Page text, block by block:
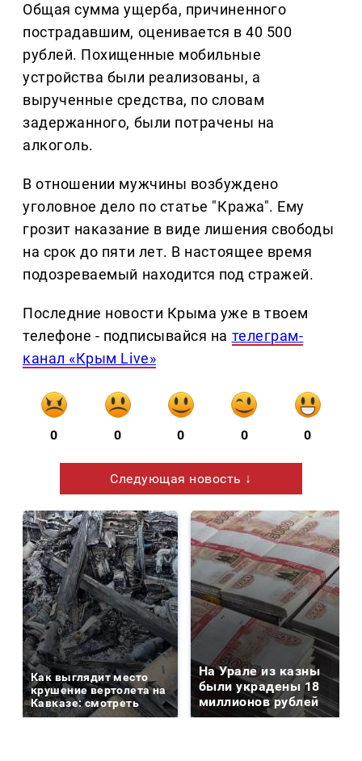
Общая сумма ущерба, причиненного
пострадавшим, оценивается в 40 500
рублей. Похищенные мобильные
устройства были реализованы, а
вырученные средства, по словам
задержанного, были потрачены на
алкоголь.
В отношении мужчины возбуждено
уголовное дело по статье "Кража". Ему
грозит наказание в виде лишения свободы
на срок до пяти лет. В настоящее время
подозреваемый находится под стражей.
Последние новости Крыма уже в твоем
телефоне - подписывайся на телеграм-
канал «Крым Live»
0 0 0 0 0
Следующая новость ↓
Как выглядит место
крушение вертолета на
Кавказе: смотреть
На Урале из казны
были украдены 18
миллионов рублей